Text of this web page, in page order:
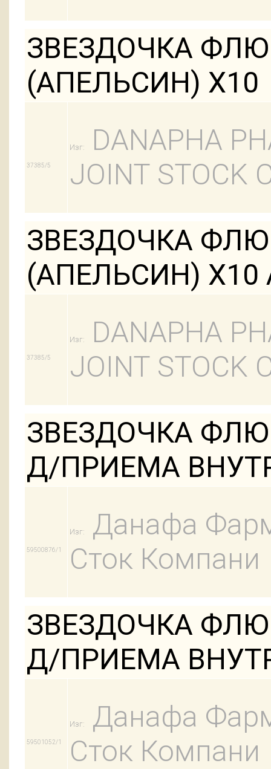
ЗВЕЗДОЧКА
(АПЕЛЬСИН) Х10
37385/5
Изг:
DANAPHA
JOINT STOCK
ЗВЕЗДОЧКА
(АПЕЛЬСИН) Х10
37385/5
Изг:
DANAPHA
JOINT STOCK
ЗВЕЗДОЧКА ФЛЮ
Д/ПРИЕМА
59500876/1
Изг:
Данафа
Сток Компани
ЗВЕЗДОЧКА ФЛЮ
Д/ПРИЕМА
59501052/1
Изг:
Данафа
Сток Компани